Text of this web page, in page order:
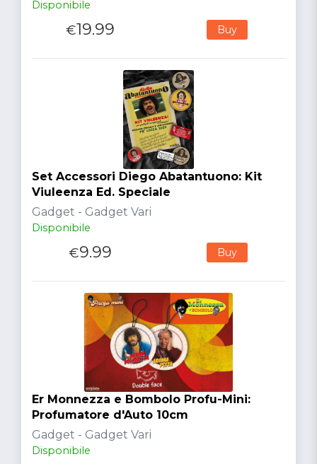
Disponibile
€19.99 Buy
Set Accessori Diego Abatantuono: Kit
Viuleenza Ed. Speciale
Gadget - Gadget Vari
Disponibile
€9.99 Buy
Er Monnezza e Bombolo Profu-Mini:
Profumatore d'Auto 10cm
Gadget - Gadget Vari
Disponibile